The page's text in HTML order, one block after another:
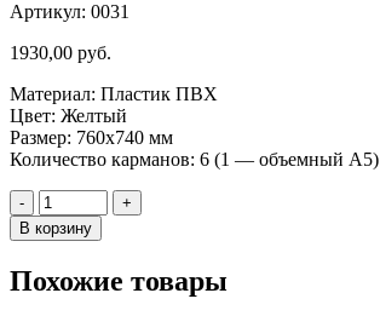
Артикул: 0031
1930,00 руб.
Материал: Пластик ПВХ
Цвет: Желтый
Размер: 760х740 мм
Количество карманов: 6 (1 — объемный А5)
Количество
Стенд
информационный
5
-
+
В корзину
Похожие товары